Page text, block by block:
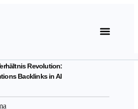
Revolution:
Backlinks in AI